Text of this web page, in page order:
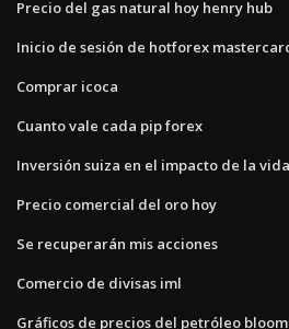
Precio del gas natural hoy henry hub
Inicio de sesión de hotforex
Comprar icoca
Cuanto vale cada pip forex
Inversión suiza en el impacto de la vida
Precio comercial del oro hoy
Se recuperarán mis acciones
Comercio de divisas iml
Gráficos de precios del petróleo